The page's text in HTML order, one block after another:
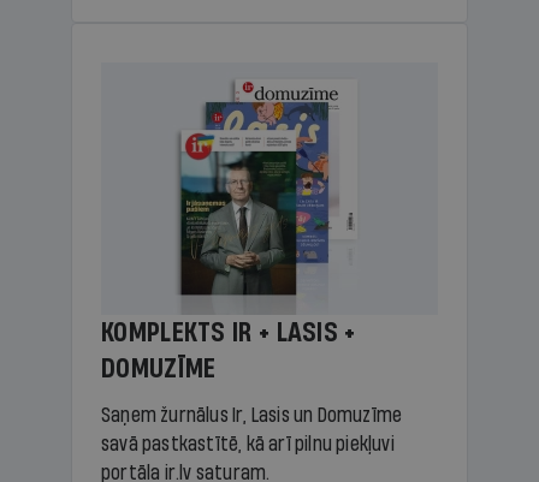
KOMPLEKTS IR + LASIS +
DOMUZĪME
Saņem žurnālus Ir, Lasis un Domuzīme
savā pastkastītē, kā arī pilnu piekļuvi
portāla ir.lv saturam.